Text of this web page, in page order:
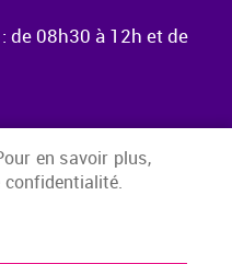
de 08h30 à 12h et de
en savoir plus,